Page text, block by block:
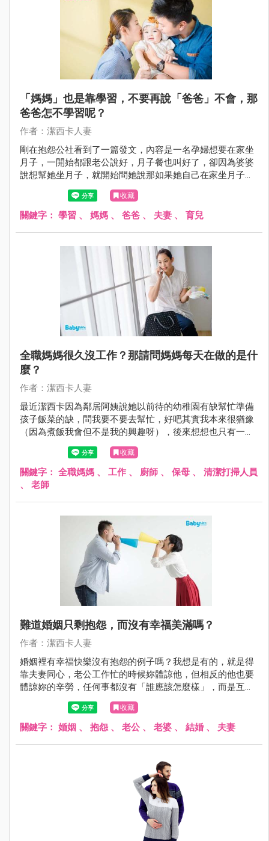
「媽媽」也是靠學習，不要再說「爸爸」不會，那
爸爸怎不學習呢？
作者：潔西卡人妻
剛在抱怨公社看到了一篇發文，內容是一名孕婦想要在家坐
月子，一開始都跟老公說好，月子餐也叫好了，卻因為婆婆
說想幫她坐月子，就開始問她說那如果她自己在家坐月子，
誰幫小孩洗澡？版主回答婆婆老公啊！沒想到婆婆既然回她
「老公哪會啊！」，這時先生在一旁也不出聲，回家後兩人
也為此爭執，甚至還質疑老婆是不相信他的媽媽會照顧好她
收藏
關鍵字： 學習 、 媽媽 、 爸爸 、 夫妻 、 育兒
全職媽媽很久沒工作？那請問媽媽每天在做的是什
麼？
作者：潔西卡人妻
最近潔西卡因為鄰居阿姨說她以前待的幼稚園有缺幫忙準備
孩子飯菜的缺，問我要不要去幫忙，好吧其實我本來很猶豫
（因為煮飯我會但不是我的興趣呀），後來想想也只有一早
上不影響我寫作興趣，而且孩子也能帶去就答應了！
收藏
關鍵字： 全職媽媽 、 工作 、 廚師 、 保母 、 清潔打掃人員
、 老師
難道婚姻只剩抱怨，而沒有幸福美滿嗎？
作者：潔西卡人妻
婚姻裡有幸福快樂沒有抱怨的例子嗎？我想是有的，就是得
靠夫妻同心，老公工作忙的時候妳體諒他，但相反的他也要
體諒妳的辛勞，任何事都沒有「誰應該怎麼樣」，而是互相
尊重付出，公婆長輩對晚輩也是一樣，如果都能做到，怎麼
不會有幸福快樂的日子呢？收藏
關鍵字： 婚姻 、 抱怨、 老公 、 老婆 、 結婚 、 夫妻